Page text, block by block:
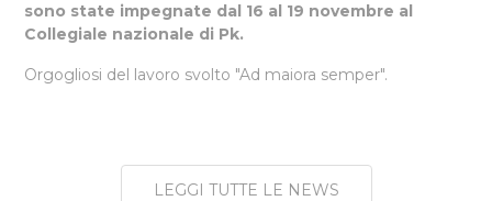
sono state impegnate dal 16 al 19 novembre al
Collegiale nazionale di Pk.
Orgogliosi del lavoro svolto "Ad maiora semper".
LEGGI TUTTE LE NEWS